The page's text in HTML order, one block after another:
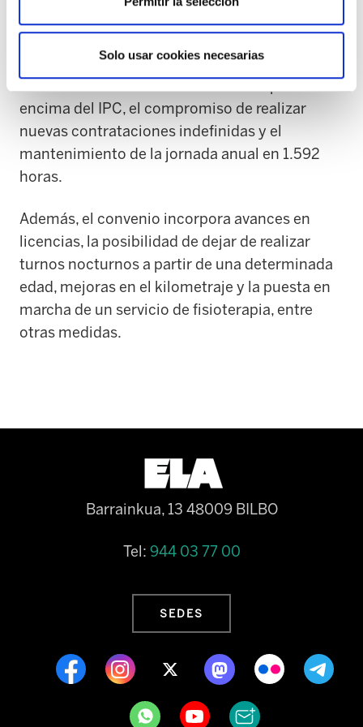
Solo usar cookies necesarias
ha permitido la firma definitiva del convenio.
Entre las principales mejoras recogidas en el
acuerdo destacan subidas salariales por
encima del IPC, el compromiso de realizar
nuevas contrataciones indefinidas y el
mantenimiento de la jornada anual en 1.592
horas.
Además, el convenio incorpora avances en
licencias, la posibilidad de dejar de realizar
turnos nocturnos a partir de una determinada
edad, mejoras en el kilometraje y la puesta en
marcha de un servicio de fisioterapia, entre
otras medidas.
Barrainkua, 13 48009 BILBO
Tel: 944 03 77 00
SEDES